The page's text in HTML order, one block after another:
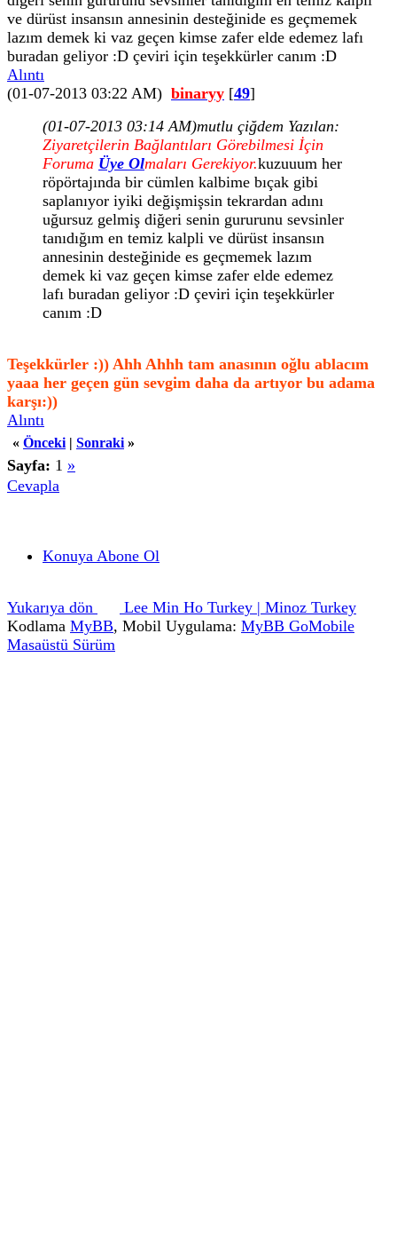
ve dürüst insansın annesinin desteğinide es geçmemek
lazım demek ki vaz geçen kimse zafer elde edemez lafı
buradan geliyor :D çeviri için teşekkürler canım :D
Alıntı
(01-07-2013 03:22 AM) binaryy [49]
(01-07-2013 03:14 AM)mutlu çiğdem Yazılan:
Ziyaretçilerin Bağlantıları Görebilmesi İçin
Foruma Üye Olmaları Gerekiyor.kuzuuum her
röpörtajında bir cümlen kalbime bıçak gibi
saplanıyor iyiki değişmişsin tekrardan adını
uğursuz gelmiş diğeri senin gururunu sevsinler
tanıdığım en temiz kalpli ve dürüst insansın
annesinin desteğinide es geçmemek lazım
demek ki vaz geçen kimse zafer elde edemez
lafı buradan geliyor :D çeviri için teşekkürler
canım :D
Teşekkürler :)) Ahh Ahhh tam anasının oğlu ablacım
yaaa her geçen gün sevgim daha da artıyor bu adama
karşı:))
Alıntı
« Önceki | Sonraki »
Sayfa: 1 »
Cevapla
Konuya Abone Ol
Yukarıya dön
Lee Min Ho Turkey | Minoz Turkey
Kodlama MyBB, Mobil Uygulama: MyBB GoMobile
Masaüstü Sürüm